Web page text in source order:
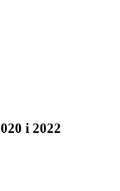
i 2022